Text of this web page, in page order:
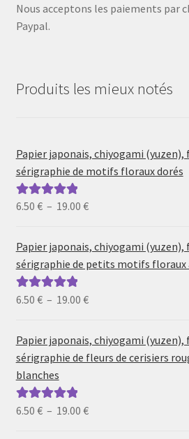
Nous acceptons les paiements par
Paypal.
Produits les mieux notés
Papier japonais, chiyogami
sérigraphie de motifs floraux dorés
Note5.00sur
6.50 € – 19.00 €Plage
prix :
6.50 €
19.00 €
Papier japonais, chiyogami (yuzen),
sérigraphie de petits motifs floraux
Note5.00sur
6.50 € – 19.00 €Plage
prix :
6.50 €
Papier japonais, chiyogami (yuzen),
sérigraphie de fleurs de cerisiers
blanches
Note5.00sur
6.50 € – 19.00 €Plage